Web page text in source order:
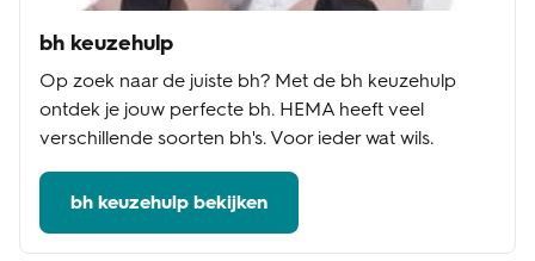
bh keuzehulp
Op zoek naar de juiste bh? Met de bh keuzehulp
ontdek je jouw perfecte bh. HEMA heeft veel
verschillende soorten bh's. Voor ieder wat wils.
bh keuzehulp bekijken